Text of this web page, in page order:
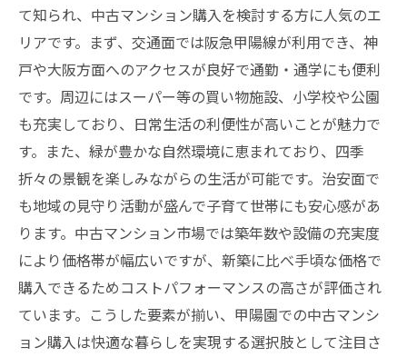
て知られ、中古マンション購入を検討する方に人気のエ
リアです。まず、交通面では阪急甲陽線が利用でき、神
戸や大阪方面へのアクセスが良好で通勤・通学にも便利
です。周辺にはスーパー等の買い物施設、小学校や公園
も充実しており、日常生活の利便性が高いことが魅力で
す。また、緑が豊かな自然環境に恵まれており、四季
折々の景観を楽しみながらの生活が可能です。治安面で
も地域の見守り活動が盛んで子育て世帯にも安心感があ
ります。中古マンション市場では築年数や設備の充実度
により価格帯が幅広いですが、新築に比べ手頃な価格で
購入できるためコストパフォーマンスの高さが評価され
ています。こうした要素が揃い、甲陽園での中古マンシ
ョン購入は快適な暮らしを実現する選択肢として注目さ